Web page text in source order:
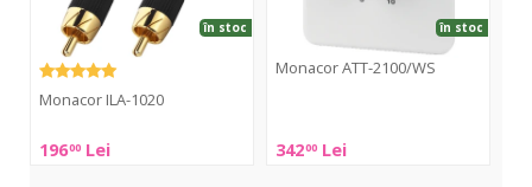
Monacor ILA-1020
19600 Lei
în stoc
Monacor
Monacor ATT-2100/WS
34200 Lei
în stoc
ATT-